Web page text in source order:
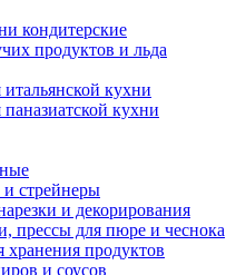
кондитерские
продуктов и льда
кухни
кухни
стрейнеры
и декорирования
прессы для пюре и чеснока
хранения продуктов
и соусов